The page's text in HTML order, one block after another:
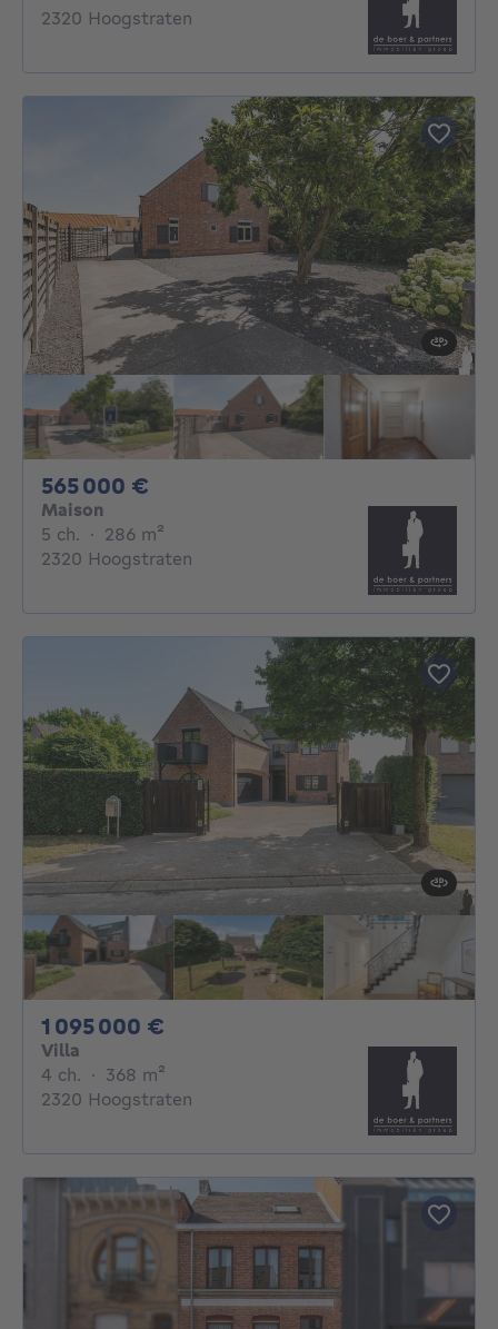
2320 Hoogstraten
565 000 €
Maison
5 ch. 5 chambres
· 286 m²
2320 Hoogstraten
1 095 000 €
Villa
4 ch. 4 chambres
· 368 m²
2320 Hoogstraten